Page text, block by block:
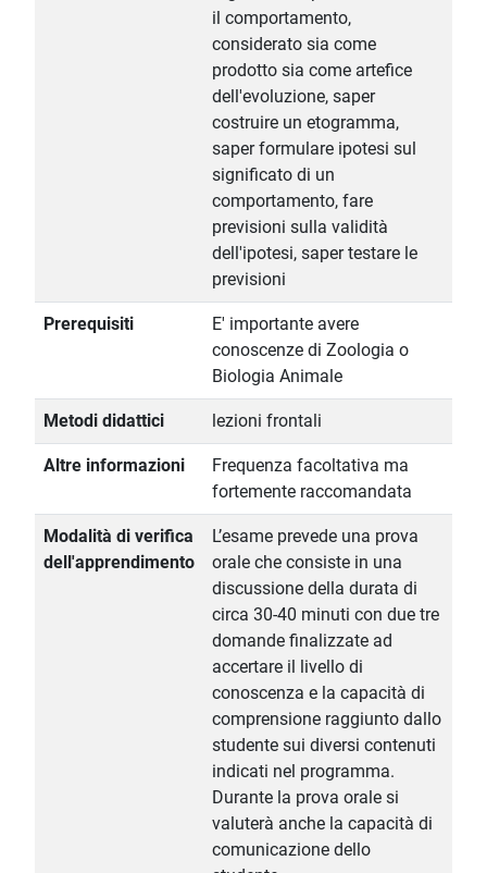
il comportamento,
considerato sia come
prodotto sia come artefice
dell'evoluzione, saper
costruire un etogramma,
saper formulare ipotesi sul
significato di un
comportamento, fare
previsioni sulla validità
dell'ipotesi, saper testare le
previsioni
Prerequisiti
E' importante avere
conoscenze di Zoologia o
Biologia Animale
Metodi didattici lezioni frontali
Altre informazioni
Frequenza facoltativa ma
fortemente raccomandata
Modalità di verifica
dell'apprendimento
L’esame prevede una prova
orale che consiste in una
discussione della durata di
circa 30-40 minuti con due tre
domande finalizzate ad
accertare il livello di
conoscenza e la capacità di
comprensione raggiunto dallo
studente sui diversi contenuti
indicati nel programma.
Durante la prova orale si
valuterà anche la capacità di
comunicazione dello